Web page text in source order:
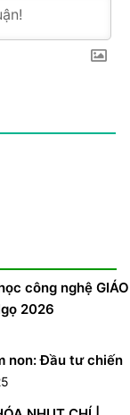
công nghệ GIÁO
2026
non: Đầu tư chiến